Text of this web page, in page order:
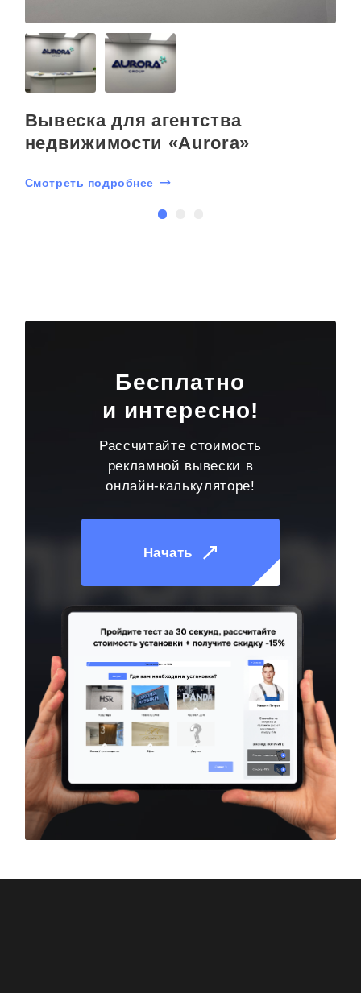
Вывеска для агентства
недвижимости «Aurora»
Смотреть подробнее
Бесплатно
и интересно!
Рассчитайте стоимость
рекламной вывески в
онлайн-калькуляторе!
Начать